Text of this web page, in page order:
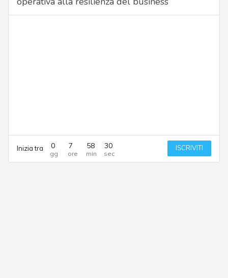
Inizia tra 0 7 58 30 ISCRIVITI